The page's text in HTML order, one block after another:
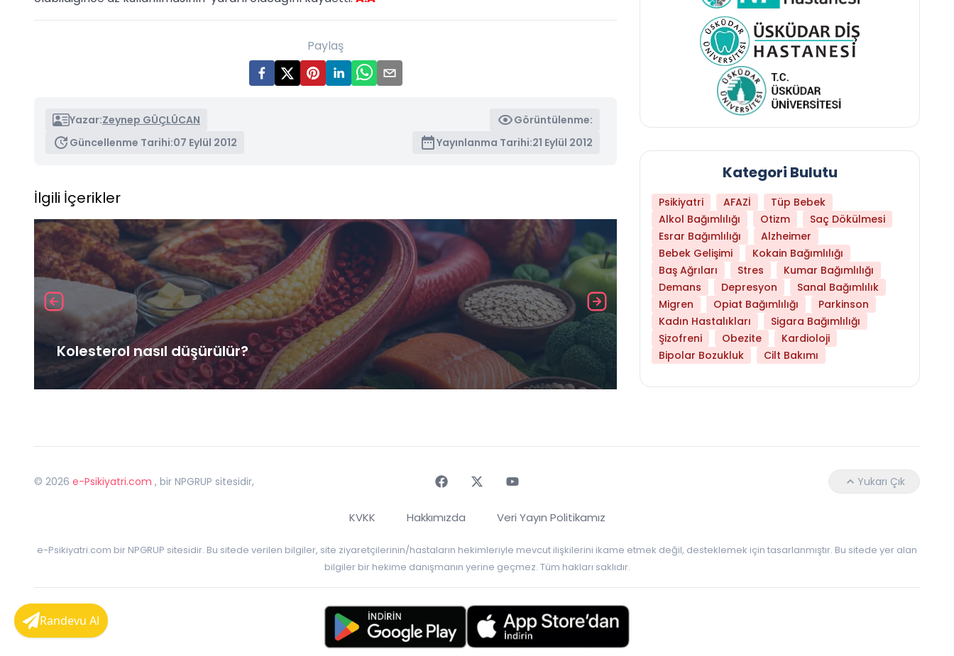
Paylaş
Yazar:Zeynep GÜÇLÜCAN
Görüntülenme:
Güncellenme Tarihi:07 Eylül 2012 Yayınlanma Tarihi:21 Eylül 2012
İlgili İçerikler
Kolesterol nasıl düşürülür? Daha Az Protein Tüketmek Yaşlanmayı
Kategori Bulutu
Psikiyatri AFAZİ
Tüp Bebek
Alkol Bağımlılığı
Otizm
Saç Dökülmesi
Esrar Bağımlılığı
Alzheimer
Bebek Gelişimi
Kokain Bağımlılığı
Baş Ağrıları
Stres
Kumar Bağımlılığı
Demans
Depresyon
Sanal Bağımlılık
Migren
Opiat Bağımlılığı
Parkinson
Kadın Hastalıkları
Sigara Bağımlılığı
Şizofreni
Obezite
Kardioloji
Bipolar Bozukluk
Cilt Bakımı
© 2026 e-Psikiyatri.com , bir NPGRUP sitesidir, Yukarı Çık
KVKK Hakkımızda Veri Yayın Politikamız
e-Psikiyatri.com bir NPGRUP sitesidir. Bu sitede verilen bilgiler, site ziyaretçilerinin/hastaların hekimleriyle mevcut ilişkilerini ikame etmek değil, desteklemek için tasarlanmıştır. Bu sitede yer alan
bilgiler bir hekime danışmanın yerine geçmez. Tüm hakları saklıdır.
Randevu Al